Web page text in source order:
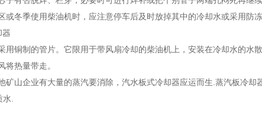
或冬季使用柴油机时，应注意停车后及时放掉其中的冷却水或采用防
器
用铜制的管片。它限用于带风扇冷却的柴油机上，安装在冷却水的
将热量带走。
矿山企业有大量的蒸汽要消除，汽水板式冷却器应运而生.蒸汽板冷
.